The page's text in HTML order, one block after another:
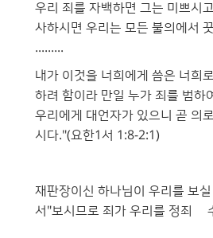
우리 죄를 자백하면 그는 미쁘시
사하시면 우리는 모든 불의에서
.........
내가 이것을 너희에게 씀은 너희
하려 함이라 만일 누가 죄를 범하
우리에게 대언자가 있으니 곧 의
시다."(요한1서 1:8-2:1)
재판장이신 하나님이 우리를 보
서"보시므로 죄가 우리를 정죄핳